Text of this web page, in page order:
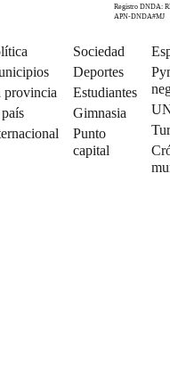
Registro DNDA:
APN-DNDA#MJ
provincia
Sociedad
Deportes
Estudiantes
Gimnasia
Punto
capital